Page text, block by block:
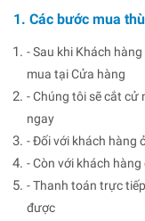
1. Các bước mua
- Sau khi Khách
mua tại Cửa hàng
- Chúng tôi sẽ cắt cử
ngay
- Đối với khách hàng
- Còn với khách
- Thanh toán trực
được